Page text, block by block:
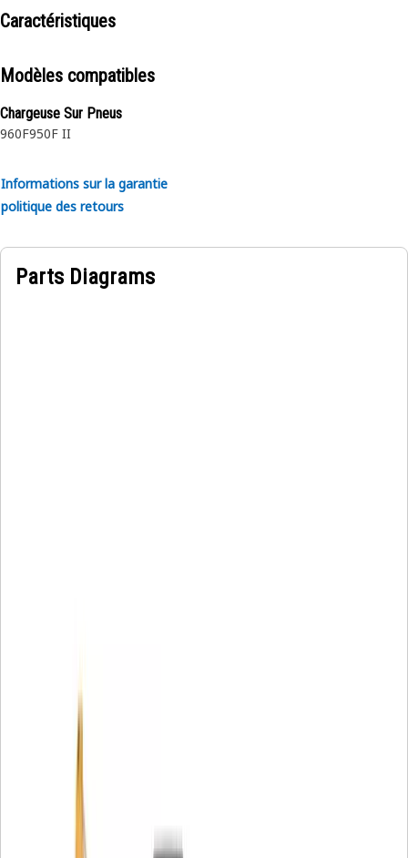
Caractéristiques
Modèles compatibles
Chargeuse Sur Pneus
960F950F II
Informations sur la garantie
politique des retours
Parts Diagrams